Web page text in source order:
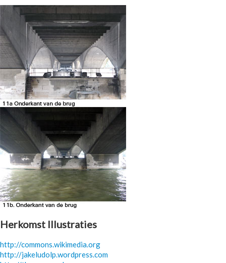
Herkomst Illustraties
http://commons.wikimedia.org
http://jakeludolp.wordpress.com